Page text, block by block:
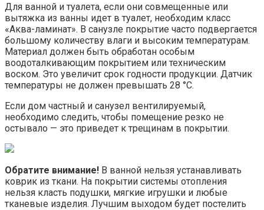
Для ванной и туалета, если они совмещенные или
вытяжка из ванны идет в туалет, необходим класс
«Аква-ламинат». В санузле покрытие часто подвергается
большому количеству влаги и высоким температурам.
Материал должен быть обработан особым
воодоталкивающим покрытием или техническим
воском. Это увеличит срок годности продукции. Датчик
температуры не должен превышать 28 °C.
Если дом частный и санузел вентилируемый,
необходимо следить, чтобы помещение резко не
остывало — это приведет к трещинам в покрытии.
Обратите внимание! В ванной нельзя устанавливать
коврик из ткани. На покрытии системы отопления
нельзя класть подушки, мягкие игрушки и любые
тканевые изделия. Лучшим выходом будет постелить